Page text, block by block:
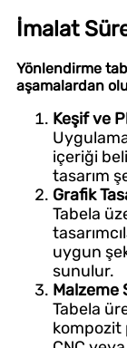
İmalat
Yönlendirme
aşamalardan
Keşif ve
içeriği
tasarım
Grafik
Tabela
uygun
sunulur.
Malzeme
Tabela
kompozit